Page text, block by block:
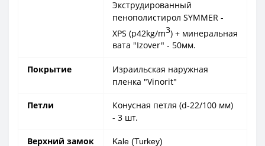
Экструдированный
пенополистирол SYMMER -
XPS (p42kg/m3) + минеральная
вата "Izover" - 50мм.
Покрытие
Израильская наружная
пленка "Vinorit"
Петли
Конусная петля (d-22/100 мм)
- 3 шт.
Верхний замок Kale (Turkey)